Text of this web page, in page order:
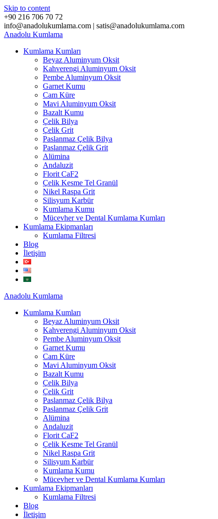
Skip to content
+90 216 706 70 72
info@anadolukumlama.com | satis@anadolukumlama.com
Anadolu Kumlama
Kumlama Kumları
Beyaz Aluminyum Oksit
Kahverengi Aluminyum Oksit
Pembe Aluminyum Oksit
Garnet Kumu
Cam Küre
Mavi Aluminyum Oksit
Bazalt Kumu
Çelik Bilya
Çelik Grit
Paslanmaz Çelik Bilya
Paslanmaz Çelik Grit
Alümina
Andaluzit
Florit CaF2
Çelik Kesme Tel Granül
Nikel Raspa Grit
Silisyum Karbür
Kumlama Kumu
Mücevher ve Dental Kumlama Kumları
Kumlama Ekipmanları
Kumlama Filtresi
Blog
İletişim
Anadolu Kumlama
Kumlama Kumları
Beyaz Aluminyum Oksit
Kahverengi Aluminyum Oksit
Pembe Aluminyum Oksit
Garnet Kumu
Cam Küre
Mavi Aluminyum Oksit
Bazalt Kumu
Çelik Bilya
Çelik Grit
Paslanmaz Çelik Bilya
Paslanmaz Çelik Grit
Alümina
Andaluzit
Florit CaF2
Çelik Kesme Tel Granül
Nikel Raspa Grit
Silisyum Karbür
Kumlama Kumu
Mücevher ve Dental Kumlama Kumları
Kumlama Ekipmanları
Kumlama Filtresi
Blog
İletişim